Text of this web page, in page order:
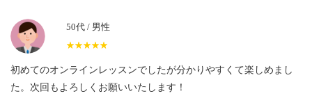
オンラインでのちょこっとアドバイスや、
隙間時間などを利用し気軽にレッスンを受けてみたいなど
50代 / 男性
★★★★★
☆☆☆☆☆
初めてのオンラインレッスンでしたが分かりやすくて楽しめまし
た。次回もよろしくお願いいたします！